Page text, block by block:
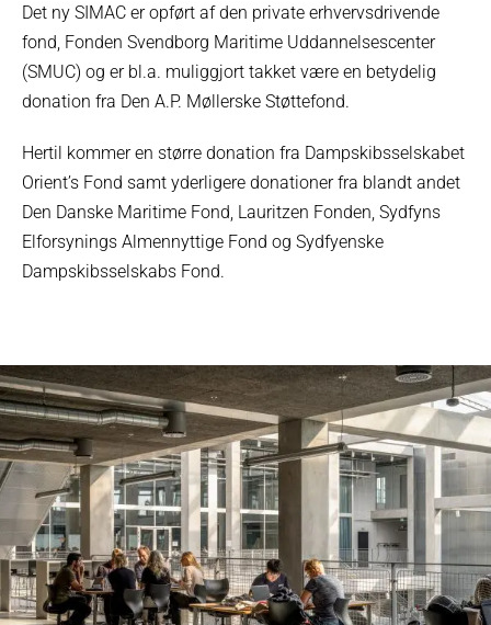
Det ny SIMAC er opført af den private erhvervsdrivende
fond, Fonden Svendborg Maritime Uddannelsescenter
(SMUC) og er bl.a. muliggjort takket være en betydelig
donation fra Den A.P. Møllerske Støttefond.
Hertil kommer en større donation fra Dampskibsselskabet
Orient’s Fond samt yderligere donationer fra blandt andet
Den Danske Maritime Fond, Lauritzen Fonden, Sydfyns
Elforsynings Almennyttige Fond og Sydfyenske
Dampskibsselskabs Fond.